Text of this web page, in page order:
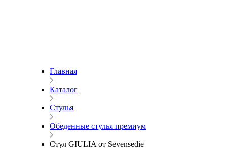
Главная
Каталог
Стулья
Обеденные стулья премиум
Стул GIULIA от Sevensedie